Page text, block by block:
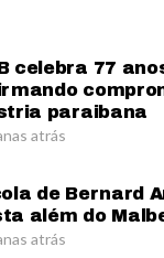
celebra 77
paraibana
atrás
de Bernard
além do
atrás